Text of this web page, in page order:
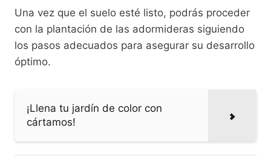
Una vez que el suelo esté listo, podrás proceder
con la plantación de las adormideras siguiendo
los pasos adecuados para asegurar su desarrollo
óptimo.
¡Llena tu jardín de color con
cártamos!